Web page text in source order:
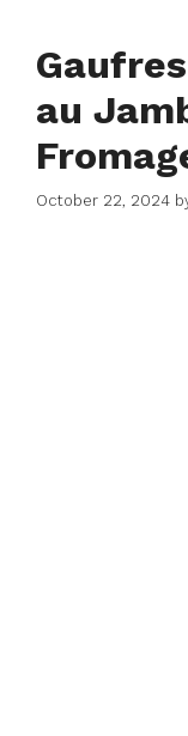
au
October 22, 2024